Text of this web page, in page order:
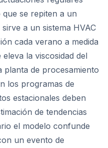
se repiten a un
a un sistema HVAC
cada verano a medida
la viscosidad del
de procesamiento
los programas de
estacionales deben
de tendencias
el modelo confunde
un evento de